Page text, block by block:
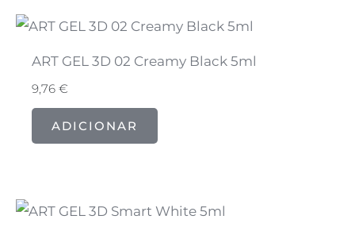
ART GEL 3D 02 Creamy Black 5ml
9,76€
ADICIONAR